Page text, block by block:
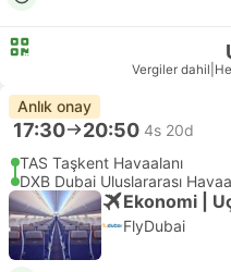
Vergiler dahil
Anlık onay
17:30 20:50 4s 20d
TAS Taşkent Havaalanı
DXB Dubai Uluslararası
Ekonomi |
FlyDubai